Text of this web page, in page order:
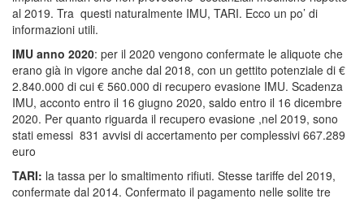
al 2019. Tra questi naturalmente IMU, TARI. Ecco un po’ di
informazioni utili.
IMU anno 2020: per il 2020 vengono confermate le aliquote che
erano già in vigore anche dal 2018, con un gettito potenziale di €
2.840.000 di cui € 560.000 di recupero evasione IMU. Scadenza
IMU, acconto entro il 16 giugno 2020, saldo entro il 16 dicembre
2020. Per quanto riguarda il recupero evasione ,nel 2019, sono
stati emessi 831 avvisi di accertamento per complessivi ‪667.289
euro
TARI: la tassa per lo smaltimento rifiuti. Stesse tariffe del 2019,
confermate dal 2014. Confermato il pagamento nelle solite tre